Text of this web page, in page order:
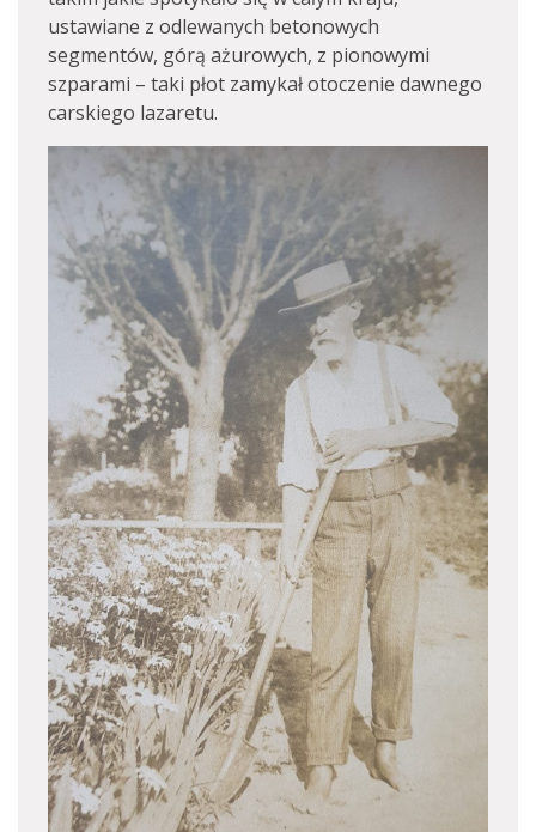
ustawiane z odlewanych betonowych
segmentów, górą ażurowych, z pionowymi
szparami – taki płot zamykał otoczenie dawnego
carskiego lazaretu.